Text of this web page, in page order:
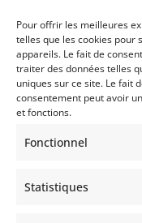
Pour offrir les meilleures
telles que les cookies pour
appareils. Le fait de
traiter des données telles
uniques sur ce site. Le fait
consentement peut avoir
et fonctions.
Fonctionnel
Statistiques
Marché SCPI
26 - Sep - 2025|
Après une
la hausse des
en 2025 un
nouvelle :
% au premier